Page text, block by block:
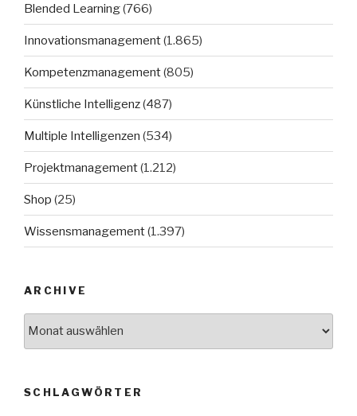
Blended Learning(766)
Innovationsmanagement(1.865)
Kompetenzmanagement(805)
Künstliche Intelligenz(487)
Multiple Intelligenzen (534)
Projektmanagement(1.212)
Shop (25)
Wissensmanagement(1.397)
ARCHIVE
SCHLAGWÖRTER